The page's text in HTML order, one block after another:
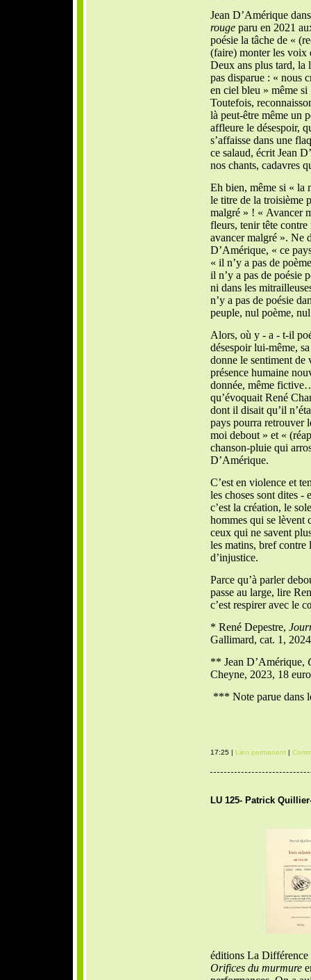
Jean D’Amérique
rougeparu en 2021
poésie la tâche de «
(faire) monter les voix
Deux ans plus tard, la
pas disparue : « nous
en ciel bleu » même
Toutefois,
là peut-être même un
affleure le désespoir,
s’affaisse dans une
ce salaud, écrit Jean
nos chants, cadavres
Eh bien, même si « la
le titre de la troisième
malgré » ! « Avancer
fleurs, tenir tête
avancer malgré ». Ne
D’Amérique, « ce
« il n’y a pas de
il n’y a pas de poésie
ni dans les
n’y a pas de poésie
peuple, nul poème,
Alors, où y - a - t-il
désespoir lui-même,
donne le sentiment de
présence humaine
donnée, même
qu’évoquait René
dont il disait qu’il
pays pourra retrouver
moi debout » et «
chanson-pluie qui
D’Amérique.
C’est en violence et
les choses sont dites -
c’est la création, le
hommes qui se lèvent
ceux qui ne savent
les matins, bref contre
d’injustice.
Parce qu’à parler
passe au large, lire
c’est respirer avec le
* René Depestre,
Gallimard, cat. 1, 2024
** Jean D’Amérique,
Cheyne, 2023, 18
*** Note parue dans
17:25 | Lien permanent|
LU 125- Patrick
éditions La
Orifices du murmure